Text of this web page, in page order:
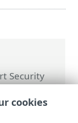
Security
Smart
>
cookies